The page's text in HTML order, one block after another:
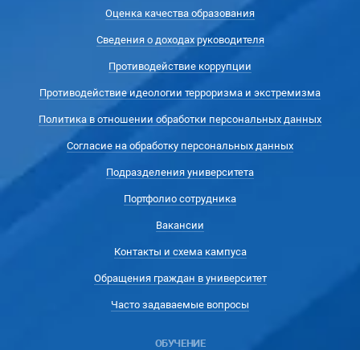
Оценка качества образования
Сведения о доходах руководителя
Противодействие коррупции
Противодействие идеологии терроризма и экстремизма
Политика в отношении обработки персональных данных
Согласие на обработку персональных данных
Подразделения университета
Портфолио сотрудника
Вакансии
Контакты и схема кампуса
Обращения граждан в университет
Часто задаваемые вопросы
ОБУЧЕНИЕ